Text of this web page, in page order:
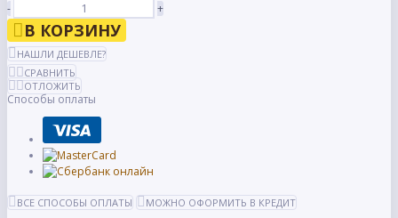
-
+
В КОРЗИНУ
НАШЛИ ДЕШЕВЛЕ?
СРАВНИТЬ
ОТЛОЖИТЬ
Способы оплаты
ВСЕ СПОСОБЫ ОПЛАТЫ
МОЖНО ОФОРМИТЬ В КРЕДИТ